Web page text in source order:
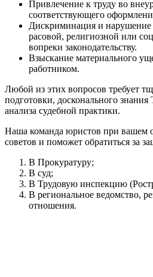
Привлечение к труду во
соответствующего
Дискриминация и нарушение
расовой, религиозной или
вопреки законодательству.
Взыскание материального
работником.
Любой из этих вопросов требует
подготовки, досконального
анализа судебной практики.
Наша команда юристов при вашем
советов и поможет обратиться за
В Прокуратуру;
В суд;
В Трудовую инспекцию
В региональное ведомство,
отношения.